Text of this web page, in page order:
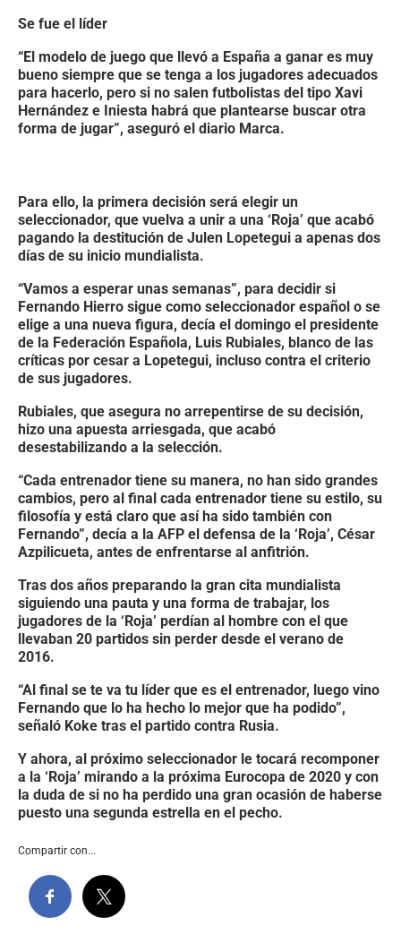
Se fue el líder
“El modelo de juego que llevó a España a ganar es muy
bueno siempre que se tenga a los jugadores adecuados
para hacerlo, pero si no salen futbolistas del tipo Xavi
Hernández e Iniesta habrá que plantearse buscar otra
forma de jugar”, aseguró el diario Marca.
Para ello, la primera decisión será elegir un
seleccionador, que vuelva a unir a una ‘Roja’ que acabó
pagando la destitución de Julen Lopetegui a apenas dos
días de su inicio mundialista.
“Vamos a esperar unas semanas”, para decidir si
Fernando Hierro sigue como seleccionador español o se
elige a una nueva figura, decía el domingo el presidente
de la Federación Española, Luis Rubiales, blanco de las
críticas por cesar a Lopetegui, incluso contra el criterio
de sus jugadores.
Rubiales, que asegura no arrepentirse de su decisión,
hizo una apuesta arriesgada, que acabó
desestabilizando a la selección.
“Cada entrenador tiene su manera, no han sido grandes
cambios, pero al final cada entrenador tiene su estilo, su
filosofía y está claro que así ha sido también con
Fernando”, decía a la AFP el defensa de la ‘Roja’, César
Azpilicueta, antes de enfrentarse al anfitrión.
Tras dos años preparando la gran cita mundialista
siguiendo una pauta y una forma de trabajar, los
jugadores de la ‘Roja’ perdían al hombre con el que
llevaban 20 partidos sin perder desde el verano de
2016.
“Al final se te va tu líder que es el entrenador, luego vino
Fernando que lo ha hecho lo mejor que ha podido”,
señaló Koke tras el partido contra Rusia.
Y ahora, al próximo seleccionador le tocará recomponer
a la ‘Roja’ mirando a la próxima Eurocopa de 2020 y con
la duda de si no ha perdido una gran ocasión de haberse
puesto una segunda estrella en el pecho.
Compartir con...